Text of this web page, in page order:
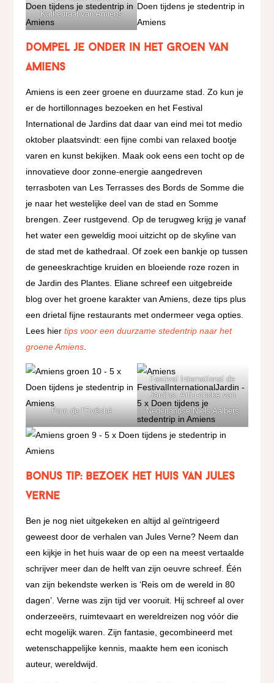
Kathedraal van Amiens
Dompel je onder in het groen van
Amiens
Amiens is een zeer groene en duurzame stad. Zo kun je
er de hortillonnages bezoeken en het Festival
International de Jardins dat daar van eind mei tot medio
oktober plaatsvindt: een fijne combi van relaxed bootje
varen en kunst bekijken. Maak ook eens een tocht op de
innovatieve door zonne-energie aangedreven
terrasboten van Les Terrasses des Bords de Somme die
je naar het westelijke deel van de stad en Somme
brengen. Zeer rustgevend. Op de terugweg krijg je vanaf
het water een geweldig mooi uitzicht op de skyline van
de stad met de kathedraal. Of zoek een bankje op tussen
de geneeskrachtige kruiden en bloeiende roze rozen in
de Jardin des Plantes. Eliane schreef een uitgebreide
blog over het groene karakter van Amiens, deze tips plus
een drietal fijne restaurants met ondermeer vega opties.
Lees hiertips voor een duurzame stedentrip naar het
groene Amiens
Parc de l’Evêché
Festival International de
Jardins: Arti-i-choke van
Nederlandse Niels Aalbers
bonus tip: bezoek het huis van jules
verne
Ben je nog niet uitgekeken en altijd al geïntrigeerd
geweest door de verhalen van Jules Verne? Neem dan
een kijkje in het huis waar de op een na meest vertaalde
schrijver meer dan de helft van zijn oeuvre schreef. Één
van zijn bekendste werken is ‘Reis om de wereld in 80
dagen’. Verne was zijn tijd ver vooruit. Hij schreef al over
onderzeeërs, ruimtevaart en wereldreizen nog vóór die
echt mogelijk waren. Zijn fantasie, gecombineerd met
wetenschappelijke kennis, maakte hem een iconisch
auteur, wereldwijd.